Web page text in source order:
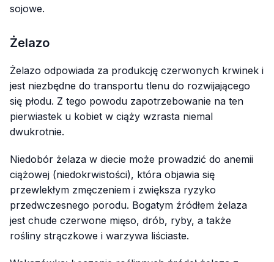
sojowe.
Żelazo
Żelazo odpowiada za produkcję czerwonych krwinek i
jest niezbędne do transportu tlenu do rozwijającego
się płodu. Z tego powodu zapotrzebowanie na ten
pierwiastek u kobiet w ciąży wzrasta niemal
dwukrotnie.
Niedobór żelaza w diecie może prowadzić do anemii
ciążowej (niedokrwistości), która objawia się
przewlekłym zmęczeniem i zwiększa ryzyko
przedwczesnego porodu. Bogatym źródłem żelaza
jest chude czerwone mięso, drób, ryby, a także
rośliny strączkowe i warzywa liściaste.